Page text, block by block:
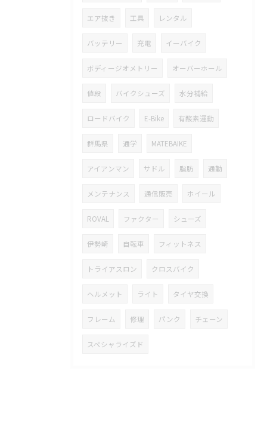
エア抜き 工具 レンタル
バッテリー 充電 イーバイク
ボディージオメトリー オーバーホール
値段 バイクシューズ 水分補給
ロードバイク E-Bike 有酸素運動
群馬県 通学 MATEBAIKE
アイアンマン サドル 脂肪 通勤
メンテナンス 通信販売 ホイール
ROVAL ファクター シューズ
伊勢崎 自転車 フィットネス
トライアスロン クロスバイク
ヘルメット ライト タイヤ交換
フレーム 修理 パンク チェーン
スペシャライズド